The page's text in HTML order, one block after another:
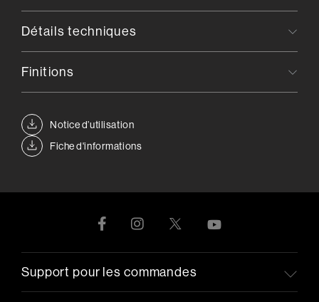
Notice d’utilisation
Fiche d'informations
Détails techniques
Finitions
Support pour les commandes